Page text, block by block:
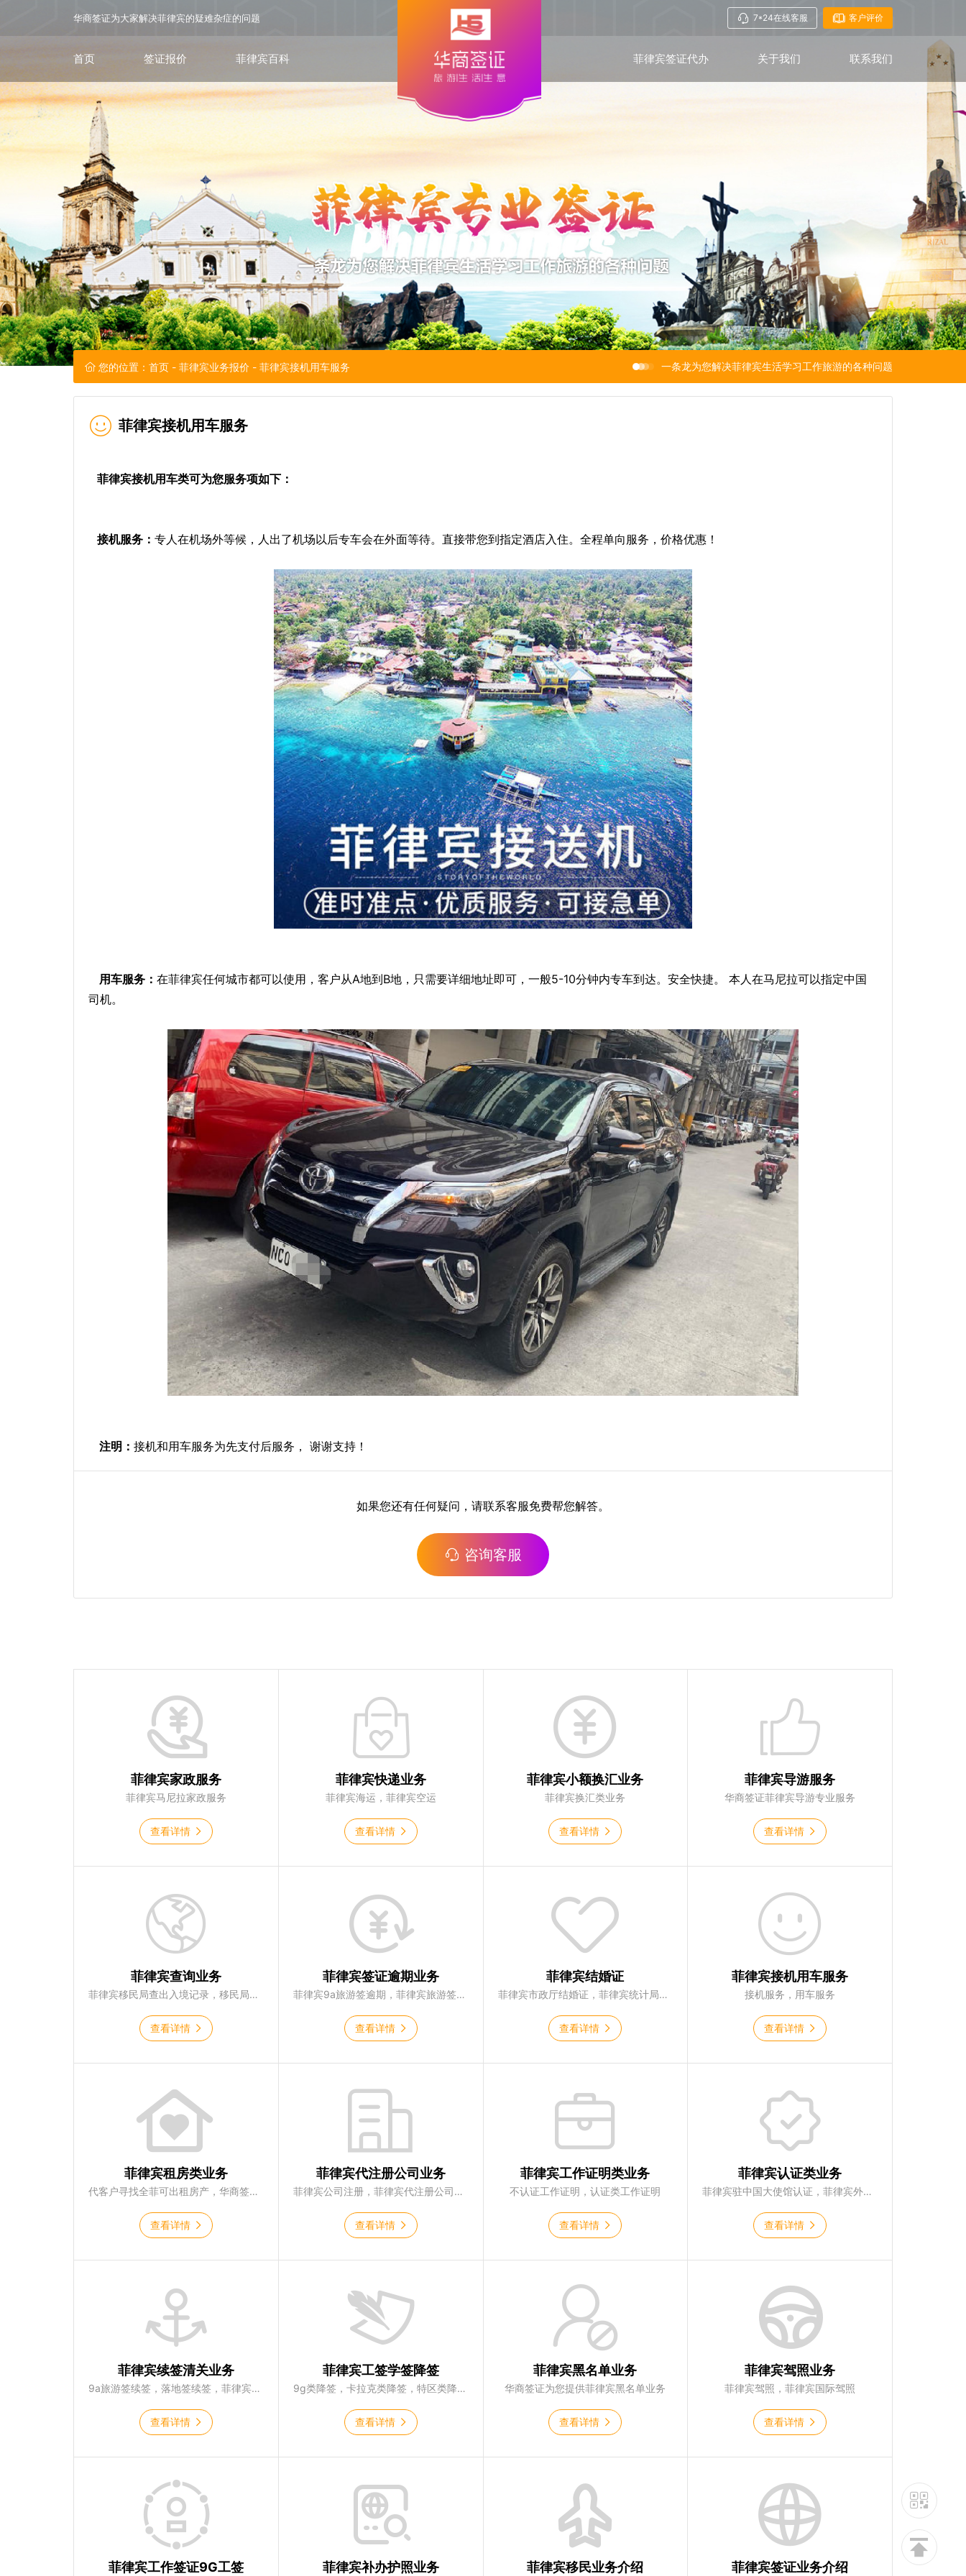
华商签证为大家解决菲律宾的疑难杂症的问题 7*24在线客服 客户评价
首页 签证报价 菲律宾百科 菲律宾签证代办 关于我们 联系我们
您的位置： 首页 - 菲律宾业务报价 - 菲律宾接机用车服务 一条龙为您解决菲律宾生活学习工作旅游的各种问题
菲律宾接机用车服务
菲律宾接机用车类可为您服务项如下：
接机服务： 专人在机场外等候，人出了机场以后专车会在外面等待。直接带您到指定酒店入住。全程单向服务，价格优惠！
用车服务： 在菲律宾任何城市都可以使用，客户从A地到B地，只需要详细地址即可，一般5-10分钟内专车到达。安全快捷。 本人在马尼拉可以指定中国
司机。
注明： 接机和用车服务为先支付后服务， 谢谢支持！
如果您还有任何疑问，请联系客服免费帮您解答。
咨询客服
菲律宾家政服务
菲律宾马尼拉家政服务
查看详情
菲律宾快递业务
菲律宾海运，菲律宾空运
查看详情
菲律宾小额换汇业务
菲律宾换汇类业务
查看详情
菲律宾导游服务
华商签证菲律宾导游专业服务
查看详情
菲律宾查询业务
菲律宾移民局查出入境记录，移民局查询签证状态，移民局查询黑名单，海关查询是否被起诉
查看详情
菲律宾签证逾期业务
菲律宾9a旅游签逾期，菲律宾旅游签超2年，菲律宾落地签逾期，菲律宾9G工签逾期
查看详情
菲律宾结婚证
菲律宾市政厅结婚证，菲律宾统计局psa结婚证，菲律宾13a结婚签证
查看详情
菲律宾接机用车服务
接机服务，用车服务
查看详情
菲律宾租房类业务
代客户寻找全菲可出租房产，华商签证自有房产
查看详情
菲律宾代注册公司业务
菲律宾公司注册，菲律宾代注册公司，菲律宾税务会计
查看详情
菲律宾工作证明类业务
不认证工作证明，认证类工作证明
查看详情
菲律宾认证类业务
菲律宾驻中国大使馆认证，菲律宾外交部认证，菲律宾海牙认证
查看详情
菲律宾续签清关业务
9a旅游签续签，落地签续签，菲律宾ecc清关
查看详情
菲律宾工签学签降签
9g类降签，卡拉克类降签，特区类降签，47a2类降签，学生签类降签
查看详情
菲律宾黑名单业务
华商签证为您提供菲律宾黑名单业务
查看详情
菲律宾驾照业务
菲律宾驾照，菲律宾国际驾照
查看详情
菲律宾工作签证9G工签 菲律宾补办护照业务 菲律宾移民业务介绍 菲律宾签证业务介绍